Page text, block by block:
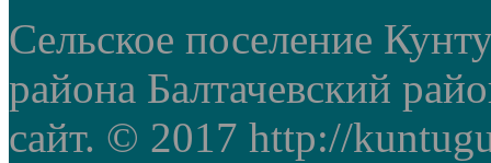
Сельское поселение
района Балтачевский
сайт. © 2017 http://